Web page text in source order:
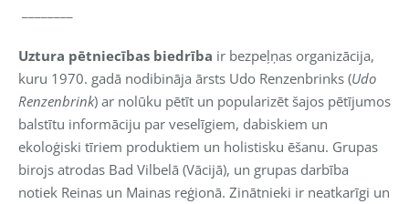
Uztura pētniecības biedrība ir bezpeļņas organizācija,
kuru 1970. gadā nodibināja ārsts Udo Renzenbrinks (Udo
Renzenbrink) ar nolūku pētīt un popularizēt šajos pētījumos
balstītu informāciju par veselīgiem, dabiskiem un
ekoloģiski tīriem produktiem un holistisku ēšanu. Grupas
birojs atrodas Bad Vilbelā (Vācijā), un grupas darbība
notiek Reinas un Mainas reģionā. Zinātnieki ir neatkarīgi un